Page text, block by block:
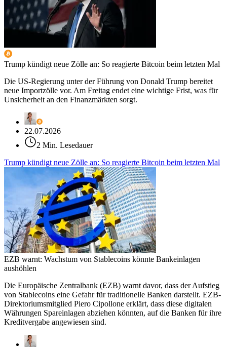
Trump kündigt neue Zölle an: So reagierte Bitcoin beim letzten Mal
Die US-Regierung unter der Führung von Donald Trump bereitet
neue Importzölle vor. Am Freitag endet eine wichtige Frist, was für
Unsicherheit an den Finanzmärkten sorgt.
22.07.2026
2 Min. Lesedauer
Trump kündigt neue Zölle an: So reagierte Bitcoin beim letzten Mal
EZB warnt: Wachstum von Stablecoins könnte Bankeinlagen
aushöhlen
Die Europäische Zentralbank (EZB) warnt davor, dass der Aufstieg
von Stablecoins eine Gefahr für traditionelle Banken darstellt. EZB-
Direktoriumsmitglied Piero Cipollone erklärt, dass diese digitalen
Währungen Spareinlagen abziehen könnten, auf die Banken für ihre
Kreditvergabe angewiesen sind.